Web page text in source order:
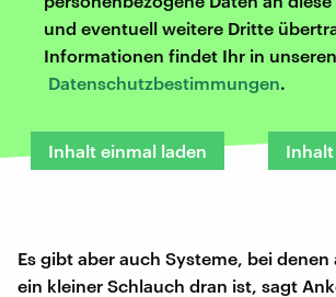
und eventuell weitere Dritte
Informationen findet Ihr in unseren
Datenschutzbestimmungen.
Inhalt einmal laden
Es gibt aber auch Systeme, bei denen
ein kleiner Schlauch dran ist, sagt